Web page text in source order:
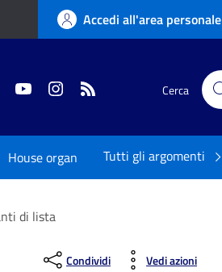
Accedi all'area personale
FacebookYouTubeInstagram Cerca
House organ Tutti gli argomenti
di lista
Condividi Vedi azioni